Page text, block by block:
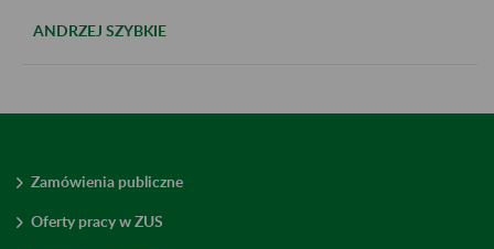
ANDRZEJ SZYBKIE
Zamówienia publiczne
Oferty pracy w ZUS